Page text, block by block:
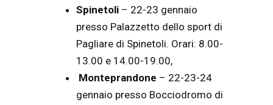
Spinetoli – 22-23 gennaio
presso Palazzetto dello sport di
Pagliare di Spinetoli. Orari: 8.00-
13.00 e 14.00-19.00,
Monteprandone – 22-23-24
gennaio presso Bocciodromo di